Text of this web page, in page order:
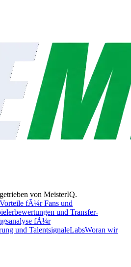
von MeisterIQ.
fÃ¼r Fans und
und Transfer-
fÃ¼r
und TalentsignaleLabsWoran wir